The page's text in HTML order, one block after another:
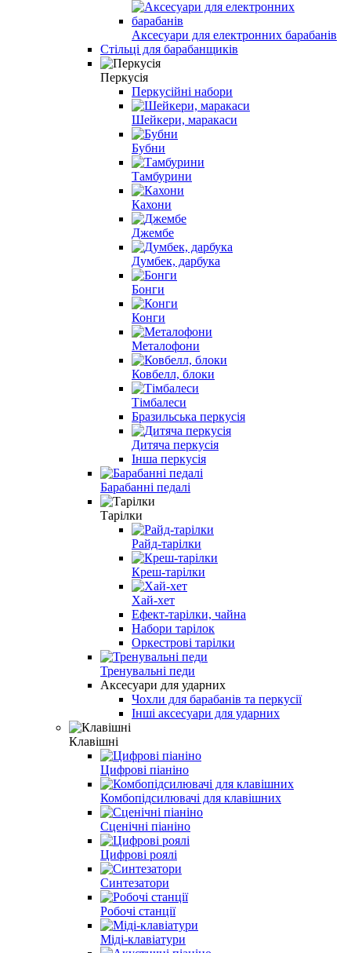
Аксесуари для електронних барабанів
Стільці для барабанщиків
Перкусія
Перкусійні набори
Шейкери, маракаси
Бубни
Тамбурини
Кахони
Джембе
Думбек, дарбука
Бонги
Конги
Металофони
Ковбелл, блоки
Тімбалеси
Бразильська перкусія
Дитяча перкусія
Інша перкусія
Барабанні педалі
Тарілки
Райд-тарілки
Креш-тарілки
Хай-хет
Ефект-тарілки, чайна
Набори тарілок
Оркестрові тарілки
Тренувальні педи
Аксесуари для ударних
Чохли для барабанів та перкусії
Інші аксесуари для ударних
Клавішні
Цифрові піаніно
Комбопідсилювачі для клавішних
Сценічні піаніно
Цифрові роялі
Синтезатори
Робочі станції
Міді-клавіатури